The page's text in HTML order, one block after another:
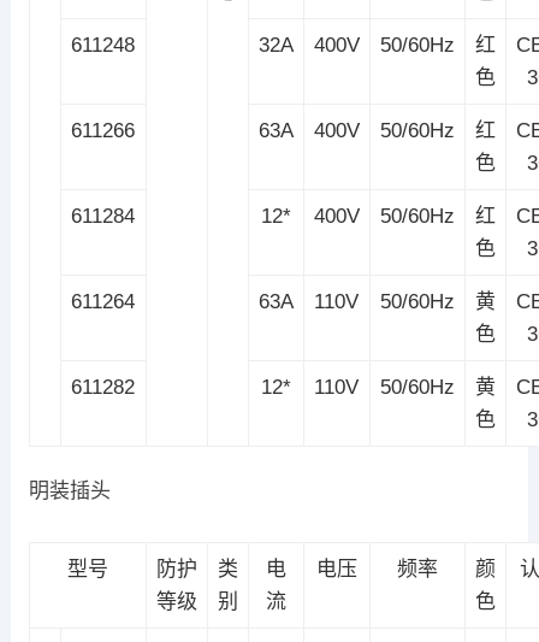
611248 32A 400V 50/60Hz
红
色
611266 63A 400V 50/60Hz
红
色
611284 12* 400V 50/60Hz
红
色
611264 63A 110V 50/60Hz
黄
色
611282 12* 110V 50/60Hz
黄
色
明装插头
型号
防护
等级
类
别
电
流
电压 频率
颜
色